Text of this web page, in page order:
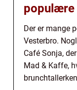
populære
Der er mange
Vesterbro.
Café Sonja,
Mad & Kaffe,